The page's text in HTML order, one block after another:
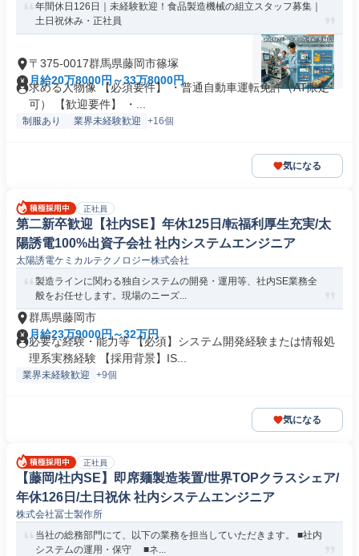
年間休日126日｜未経験歓迎！食品製造機械の組立スタッフ募集｜
土日祝休み・正社員
〒375-0017群馬県藤岡市篠塚
月給20万8000円～33万8000円
求める人物像 【必須要件】 ・普通自動車運転免許（AT限定
可） 【歓迎要件】 ・...
制服あり 業界未経験歓迎 +16個
気になる
正社員
第二新卒歓迎【社内SE】年休125日/転福利厚生充実/太
陽誘電100%出資子会社 社内システムエンジニア
太陽誘電ケミカルテクノロジー株式会社
製造ラインに関わる独自システムの開発・運用等、社内SE業務全
般をお任せします。現場のニーズ...
群馬県藤岡市
月給23万9000円～32万円
必要な経験・能力等 【必須】システム開発経験または情報処
理系実務経験 【採用背景】IS...
業界未経験歓迎 +9個
気になる
正社員
【藤岡/社内SE】即席麺製造装置/世界TOPクラスシェア/
年休126日/土日祝休 社内システムエンジニア
株式会社冨士製作所
当社の総務部門にて、以下の業務を担当していただきます。 ■社内
システムの運用・保守 ■ネ...